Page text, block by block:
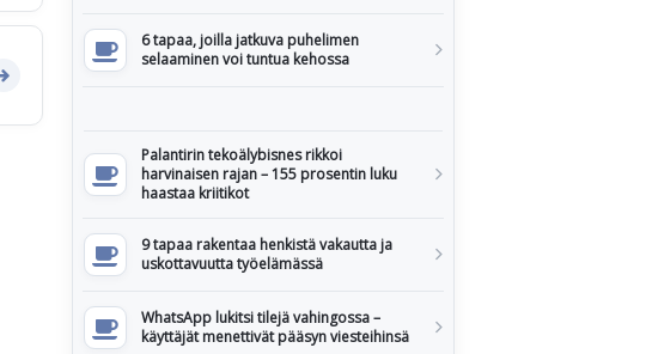
6 tapaa, joilla jatkuva puhelimen
selaaminen voi tuntua kehossa
Palantirin tekoälybisnes rikkoi
harvinaisen rajan – 155 prosentin luku
haastaa kriitikot
9 tapaa rakentaa henkistä vakautta ja
uskottavuutta työelämässä
WhatsApp lukitsi tilejä vahingossa –
käyttäjät menettivät pääsyn viesteihinsä